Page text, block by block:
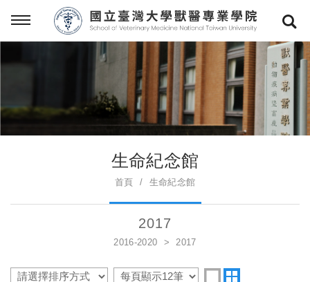
生命紀念館
首頁 生命紀念館
2017
2016-2020 2017